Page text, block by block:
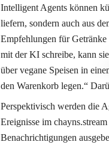
Intelligent Agents können
liefern, sondern auch aus
Empfehlungen für
mit der KI schreibe, kann
über vegane Speisen in
den Warenkorb legen.“
Perspektivisch werden die
Ereignisse im
Benachrichtigungen